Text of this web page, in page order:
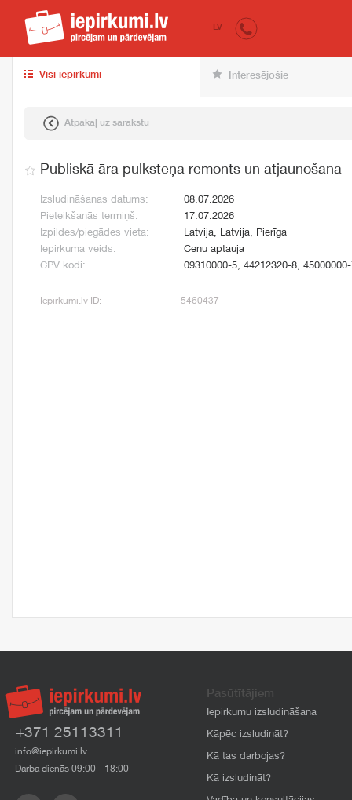
iepirkumi.lv
LV
Visi iepirkumi Interesējošie
Atpakaļ uz sarakstu
Publiskā āra pulksteņa remonts un atjaunošana
Izsludināšanas datums:
08.07.2026
Pieteikšanās termiņš:
17.07.2026
Izpildes/piegādes vieta:
Latvija, Latvija, Pierīga
Iepirkuma veids:
Cenu aptauja
CPV kodi:
09310000-5, 44212320-8,
Iepirkumi.lv ID: 5460437
+371 25113311
info@iepirkumi.lv
Darba dienās 09:00 - 18:00
Pasūtītājiem
Iepirkumu izsludināšana
Kāpēc izsludināt?
Kā tas darbojas?
Kā izsludināt?